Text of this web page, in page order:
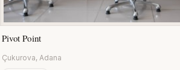
Pivot Point
Çukurova, Adana